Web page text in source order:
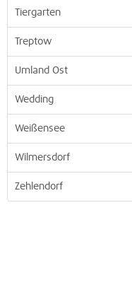
Tiergarten
Treptow
Umland Ost
Wedding
Weißensee
Wilmersdorf
Zehlendorf